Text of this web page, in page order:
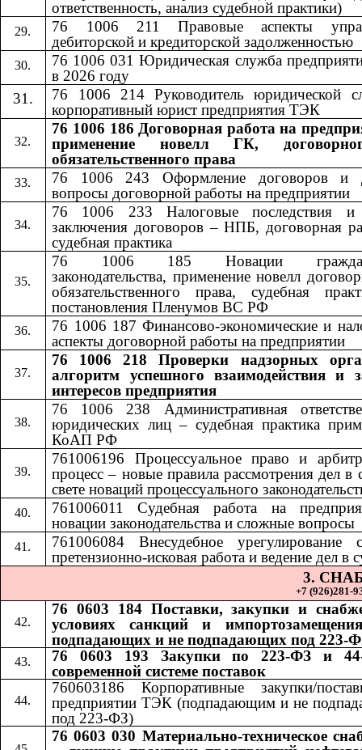
ответственность, анализ судебной практики)
76 1006 211 Правовые аспекты
дебиторской и кредиторской задолженностью
76 1006 031 Юридическая служба
в 2026 году
76 1006 214 Руководитель юридической
корпоративный юрист предприятия ТЭК
76 1006 186 Договорная работа на
применение новелл ГК,
обязательственного права
76 1006 243
Оформление договоров и
вопросы договорной работы на предприятии
76 1006 233 Налоговые последствия и
заключения договоров – НПБ, договорная
судебная практика
76 1006 185 Новации
законодательства, применение новелл
обязательственного права, судебная
постановления Пленумов ВС РФ
76 1006 187 Финансово-экономические и
аспекты договорной работы на предприятии
76 1006 218 Проверки надзорных
алгоритм успешного взаимодействия и
интересов предприятия
76 1006 238 Административная
юридических лиц – судебная практика
КоАП РФ
761006196 Процессуальное право и
процесс – новые правила рассмотрения дел в
свете новаций процессуального
761006011 Судебная работа на
новации законодательства и сложные вопросы
761006084 Внесудебное урегулирование
претензионно-исковая работа и ведение дел в
3.
+7 (926)281-
76 0603 184 Поставки, закупки и
условиях санкций и
подпадающих и не подпадающих под 223-
76 0603 193 Закупки по 223-ФЗ и
современной системе поставок
760603186 Корпоративные закупки/
предприятии ТЭК (подпадающим и не
под 223-ФЗ)
76 0603 030 Материально-техническое